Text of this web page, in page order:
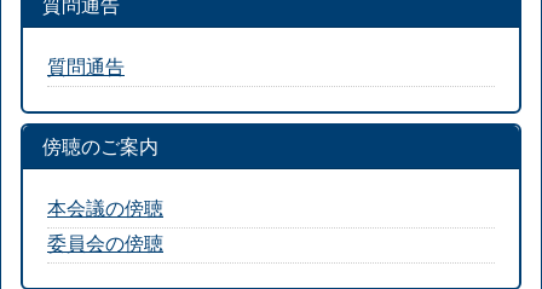
質問通告
傍聴のご案内
本会議の傍聴
委員会の傍聴